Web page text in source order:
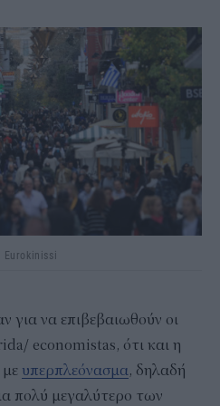
Eurokinissi
για να επιβεβαιωθούν οι
economistas, ότι και η
υπερπλεόνασμα, δηλαδή
πολύ μεγαλύτερο των